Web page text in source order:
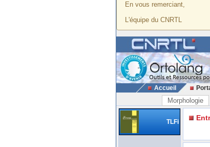
En vous remerciant,
L'équipe du CNRTL
Accueil
Morphologie
TLFi